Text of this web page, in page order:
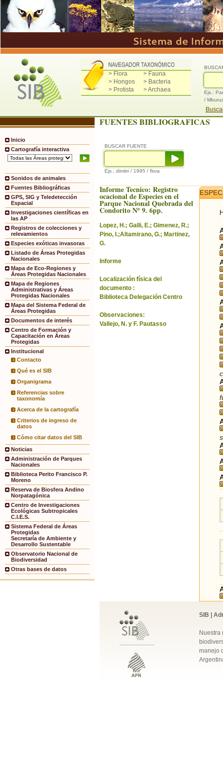
> Flora
> Fauna
> Hongos
> Bacteria
> Protista
> Archaea
Ejs.:
/
Inicio
Cartografía interactiva
Sonidos de animales
Fuentes Bibliográficas
GPS, SIG y Teledetección
Espacial
Investigaciones científicas en
las AP
Registros de colecciones y
relevamientos
Especies exóticas invasoras
Listado de Áreas Protegidas
Nacionales
Mapa de Eco-Regiones y
Áreas Protegidas Nacionales
Mapa de Regiones
Administrativas y Áreas
Protegidas Nacionales
Mapa del Sistema Federal de
Áreas Protegidas
Documentos de interés
Centro de Formación y
Capacitación en Áreas
Protegidas
Institucional
Contacto
Qué es el SIB
Organigrama
Referencias sobre
taxonomía
Acerca de la cartografía
Criterios de ingreso de
datos
Cómo citar datos del SIB
Noticias
Administración de Parques
Nacionales
Biblioteca Perito Francisco P.
Moreno
Reserva de Biosfera Andino
Norpatagónica
Centro de Investigaciones
Ecológicas Subtropicales
C.I.E.S.
Sistema Federal de Áreas
Protegidas
Secretaría de Ambiente y
Desarrollo Sustentable
Observatorio Nacional de
Biodiversidad
Otras bases de datos
FUENTES BIBLIOGRAFICAS
BUSCAR FUENTE
Ejs.: dimitri / 1995 / flora
Informe Tecnico: Registro
ocacional de Especies en el
Parque Nacional Quebrada del
Condorito Nº 9. 6pp.
Lopez, H.; Galli, E.; Gimenez, R.;
Pino, I.;Altamirano, G.; Martinez,
G.
Informe
Localización física del
documento :
Biblioteca Delegación Centro
Observaciones:
Vallejo, N. y F. Pautasso
SIB |
Nuestra
manejo